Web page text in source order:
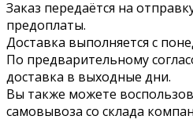
Заказ передаётся на
предоплаты.
Доставка выполняется с
По предварительному
доставка в выходные дни.
Вы также можете
самовывоза со склада